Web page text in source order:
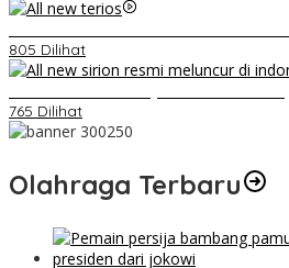
805 Dilihat
765 Dilihat
Olahraga Terbaru